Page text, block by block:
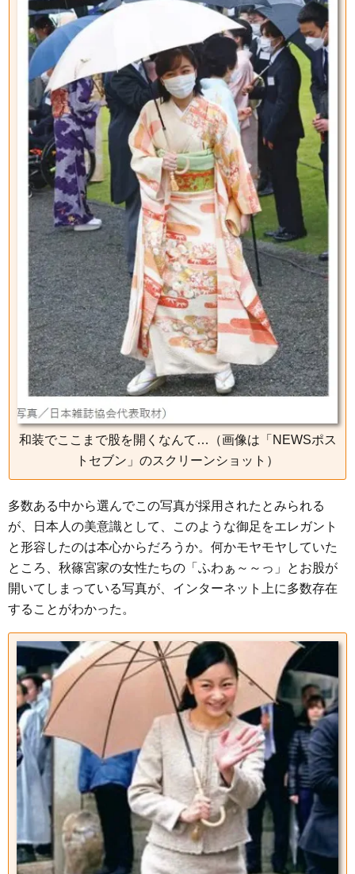
和装でここまで股を開くなんて…（画像は「NEWSポス
トセブン」のスクリーンショット）
多数ある中から選んでこの写真が採用されたとみられる
が、日本人の美意識として、このような御足をエレガント
と形容したのは本心からだろうか。何かモヤモヤしていた
ところ、秋篠宮家の女性たちの「ふわぁ～～っ」とお股が
開いてしまっている写真が、インターネット上に多数存在
することがわかった。